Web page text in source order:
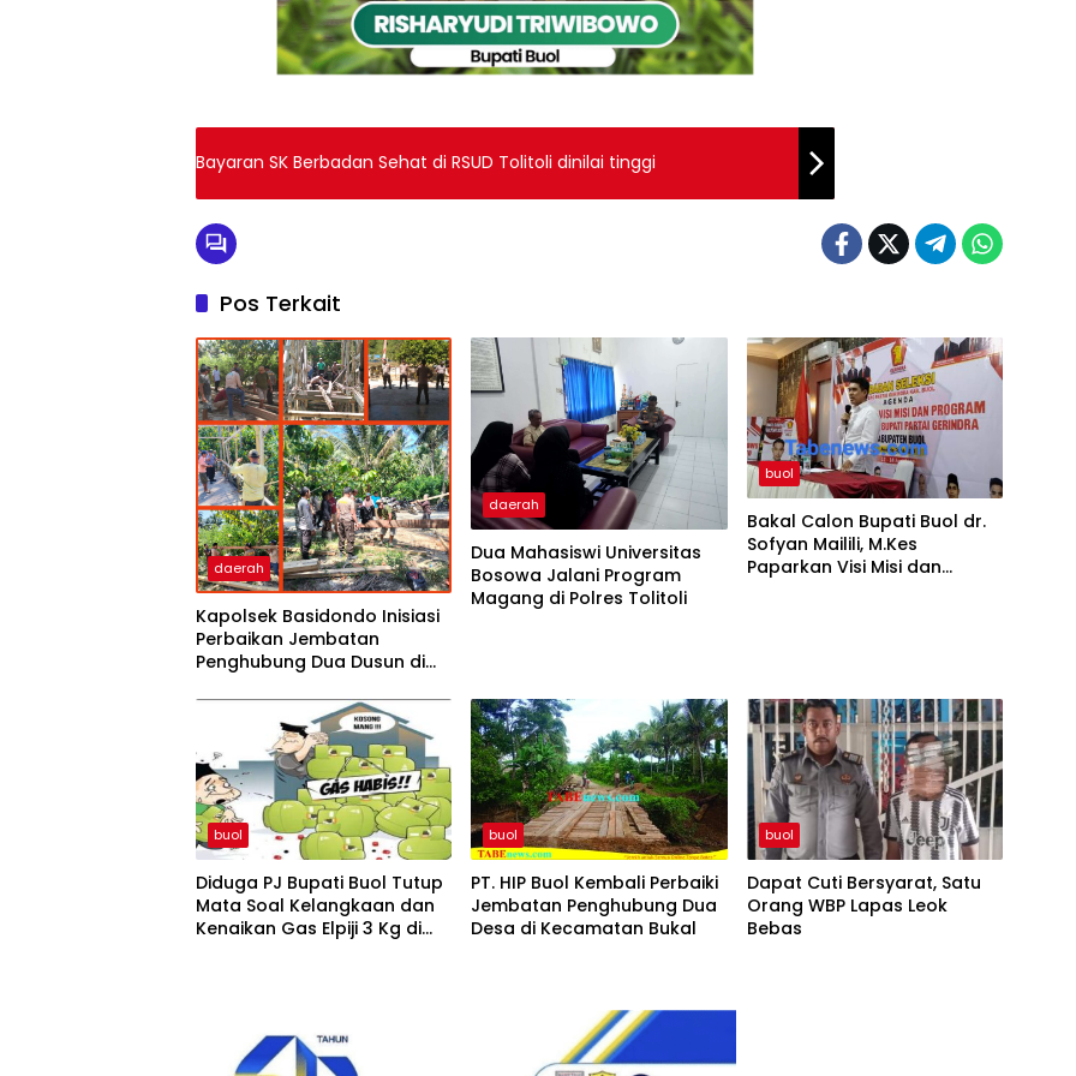
Bayaran SK Berbadan Sehat di RSUD Tolitoli dinilai tinggi
Pos Terkait
daerah
Kapolsek Basidondo Inisiasi
Perbaikan Jembatan
Penghubung Dua Dusun di
daerah
Dua Mahasiswi Universitas
Bosowa Jalani Program
Magang di Polres Tolitoli
buol
Bakal Calon Bupati Buol dr.
Sofyan Mailili, M.Kes
Paparkan Visi Misi dan
buol
Diduga PJ Bupati Buol Tutup
Mata Soal Kelangkaan dan
Kenaikan Gas Elpiji 3 Kg di
buol
PT. HIP Buol Kembali Perbaiki
Jembatan Penghubung Dua
Desa di Kecamatan Bukal
buol
Dapat Cuti Bersyarat, Satu
Orang WBP Lapas Leok
Bebas